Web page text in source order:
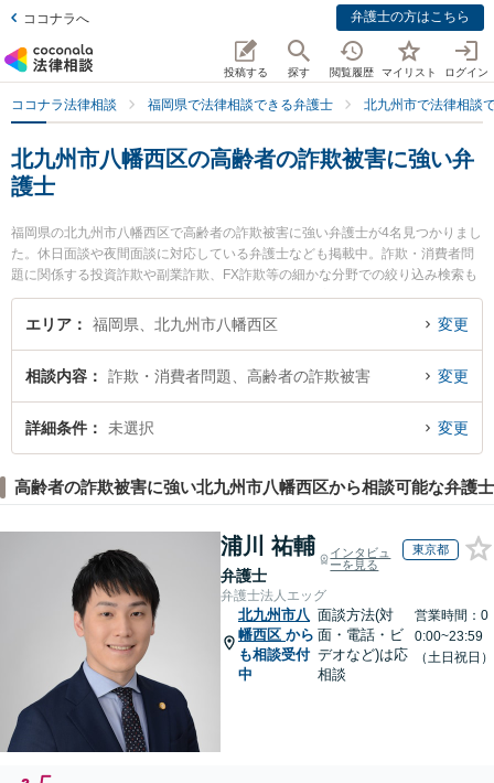
ココナラへ 弁護士の方はこちら
投稿する 探す 閲覧履歴 マイリスト ログイン
ココナラ法律相談 福岡県で法律相談できる弁護士 北九州市で法律相談
北九州市八幡西区の高齢者の詐欺被害に強い弁
護士
福岡県の北九州市八幡西区で高齢者の詐欺被害に強い弁護士が4名見つかりまし
た。休日面談や夜間面談に対応している弁護士なども掲載中。詐欺・消費者問
題に関係する投資詐欺や副業詐欺、FX詐欺等の細かな分野での絞り込み検索も
でき便利です。特におばら総合法律事務所の小原 隆寛弁護士や黒崎合同法律事
務所の溝口 史子弁護士、藤井綜合法律事務所の藤井 晋弁護士のプロフィール情
『高齢者の詐欺被害のトラブル解決の実績豊富な近くの弁護士を検索したい』
『初回相談無料で高齢者の詐欺被害を法律相談できる北九州市八幡西区内の弁
護士に相談予約したい』などでお困りの相談者さんにおすすめです。
エリア 福岡県、北九州市八幡西区 変更
相談内容 詐欺・消費者問題、高齢者の詐欺被害 変更
詳細条件 未選択 変更
高齢者の詐欺被害に強い北九州市八幡西区から相談可能な弁護士
浦川 祐輔
弁護士
インタビュ
ーを見る
東京都
弁護士法人エッグ
北九州市八
幡西区 から
も相談受付
中
面談方法(対
面・電話・ビ
デオなど)は応
相談
営業時間：0
0:00~23:59
（土日祝日）